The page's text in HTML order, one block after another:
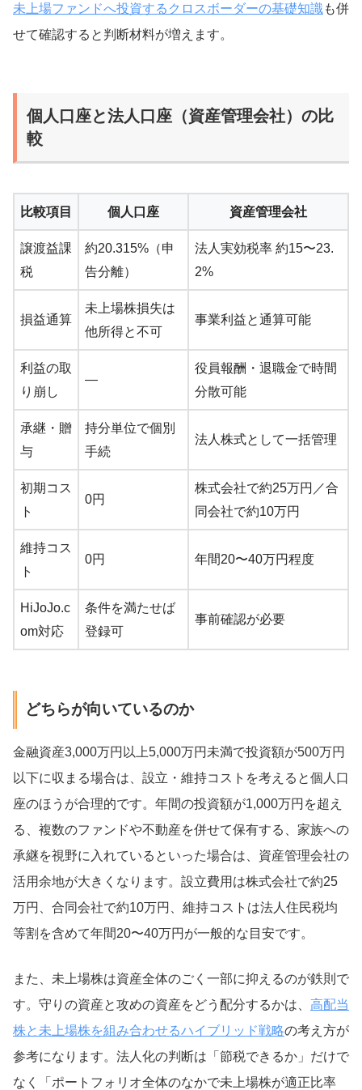
未上場ファンドへ投資するクロスボーダーの基礎知識も併
せて確認すると判断材料が増えます。
個人口座と法人口座（資産管理会社）の比
較
比較項目 個人口座 資産管理会社
譲渡益課
税
約20.315%（申
告分離）
法人実効税率 約15〜23.
2%
損益通算
未上場株損失は
他所得と不可
事業利益と通算可能
利益の取
り崩し
—
役員報酬・退職金で時間
分散可能
承継・贈
与
持分単位で個別
手続
法人株式として一括管理
初期コス
ト
0円
株式会社で約25万円／合
同会社で約10万円
維持コス
ト
0円 年間20〜40万円程度
HiJoJo.c
om対応
条件を満たせば
登録可
事前確認が必要
どちらが向いているのか
金融資産3,000万円以上5,000万円未満で投資額が500万円
以下に収まる場合は、設立・維持コストを考えると個人口
座のほうが合理的です。年間の投資額が1,000万円を超え
る、複数のファンドや不動産を併せて保有する、家族への
承継を視野に入れているといった場合は、資産管理会社の
活用余地が大きくなります。設立費用は株式会社で約25
万円、合同会社で約10万円、維持コストは法人住民税均
等割を含めて年間20〜40万円が一般的な目安です。
また、未上場株は資産全体のごく一部に抑えるのが鉄則で
す。守りの資産と攻めの資産をどう配分するかは、 高配当
株と未上場株を組み合わせるハイブリッド戦略の考え方が
参考になります。法人化の判断は「節税できるか」だけで
なく「ポートフォリオ全体のなかで未上場株が適正比率